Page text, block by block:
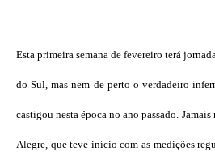
Esta primeira semana de fevereiro terá
do Sul, mas nem de perto o verdadeiro
castigou nesta época no ano passado.
Alegre, que teve início com as medições